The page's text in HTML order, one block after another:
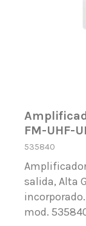
FM-UHF-
535840
salida, Alta
mod.